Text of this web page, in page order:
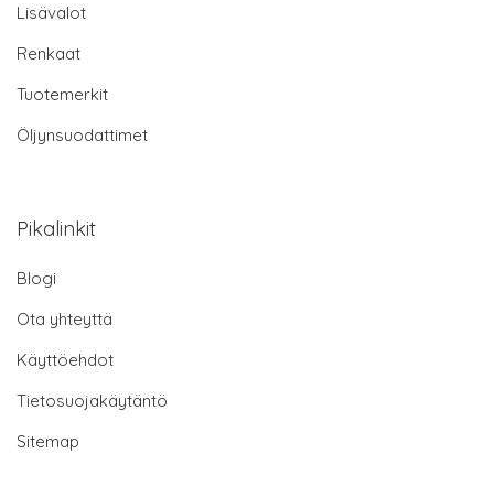
Lisävalot
Renkaat
Tuotemerkit
Öljynsuodattimet
Pikalinkit
Blogi
Ota yhteyttä
Käyttöehdot
Tietosuojakäytäntö
Sitemap